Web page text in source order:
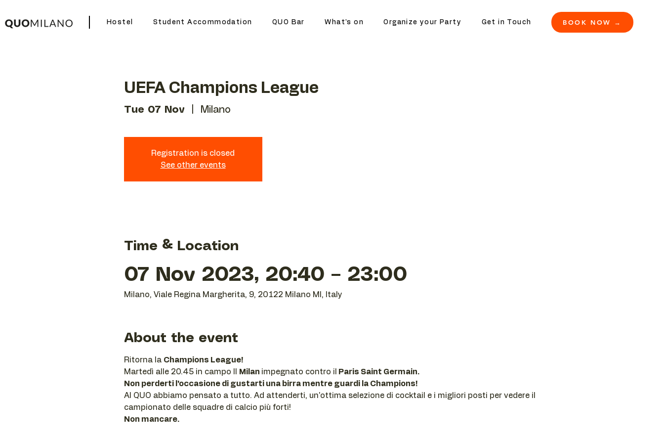
Hostel Student Accommodation QUO Bar What's on Organize your Party Get in Touch BOOK NOW →
UEFA Champions League
Tue 07 Nov Milano
Registration is closed
See other events
Time & Location
07 Nov 2023, 20:40 – 23:00
Milano, Viale Regina Margherita, 9, 20122 Milano MI, Italy
About the event
Ritorna la Champions League!
Martedì alle 20.45 in campo Il
Milan impegnato contro il
Paris Saint Germain.
Non perderti l'occasione di gustarti una birra mentre guardi la Champions!
Al QUO abbiamo pensato a tutto. Ad attenderti, un'ottima selezione di cocktail e i migliori posti per vedere il
campionato delle squadre di calcio più forti!
Non mancare.